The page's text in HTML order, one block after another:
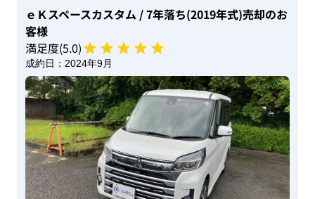
ｅＫスペースカスタム / 7年落ち(2019年式)売却のお
客様
満足度(5.0)
成約日： 2024年9月